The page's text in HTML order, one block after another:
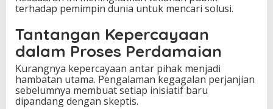
terhadap pemimpin dunia untuk mencari solusi.
Tantangan Kepercayaan
dalam Proses Perdamaian
Kurangnya kepercayaan antar pihak menjadi
hambatan utama. Pengalaman kegagalan perjanjian
sebelumnya membuat setiap inisiatif baru
dipandang dengan skeptis.